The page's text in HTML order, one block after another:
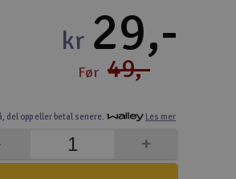
del opp eller betal senere. Les mer
kr 29,-
Før 49,-
+